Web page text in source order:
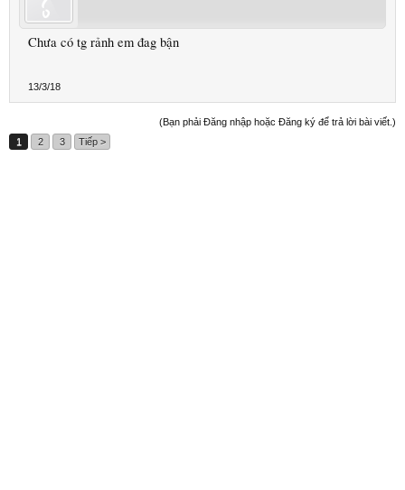
Chưa có tg rảnh em đag bận
13/3/18
(Bạn phải Đăng nhập hoặc Đăng ký để trả lời bài viết.)
1
2 3 Tiếp >